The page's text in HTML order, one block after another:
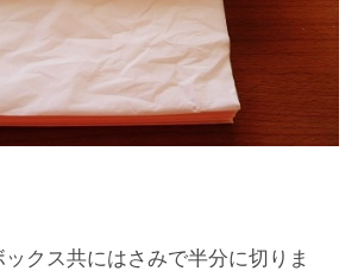
クス共にはさみで半分に切りま